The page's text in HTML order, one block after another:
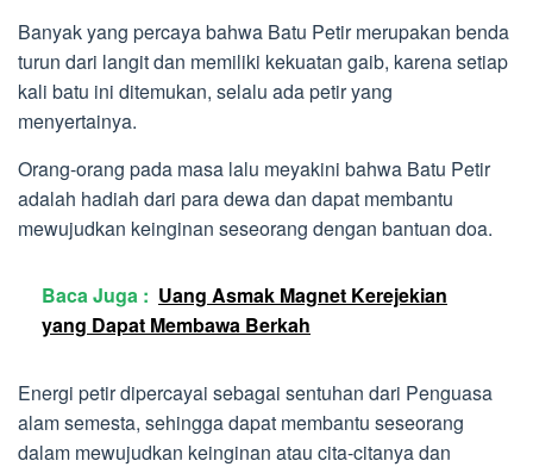
Banyak yang percaya bahwa Batu Petir merupakan benda
turun dari langit dan memiliki kekuatan gaib, karena setiap
kali batu ini ditemukan, selalu ada petir yang
menyertainya.
Orang-orang pada masa lalu meyakini bahwa Batu Petir
adalah hadiah dari para dewa dan dapat membantu
mewujudkan keinginan seseorang dengan bantuan doa.
Baca Juga : Uang Asmak Magnet Kerejekian
yang Dapat Membawa Berkah
Energi petir dipercayai sebagai sentuhan dari Penguasa
alam semesta, sehingga dapat membantu seseorang
dalam mewujudkan keinginan atau cita-citanya dan